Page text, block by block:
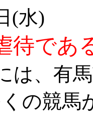
(水)
待で
は、有
の競馬